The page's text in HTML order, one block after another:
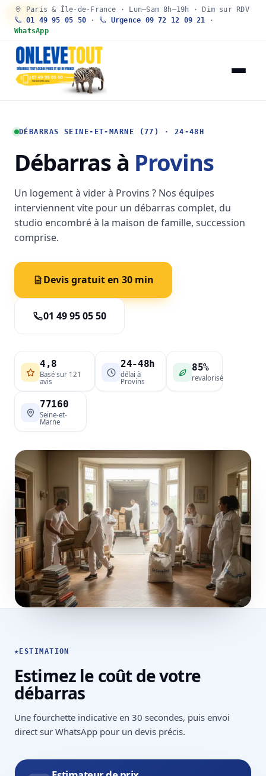
Paris & Île-de-France · Lun–Sam 8h–19h · Dim sur RDV
01 49 95 05 50 · Urgence 09 72 12 09 21 ·
WhatsApp
DÉBARRAS SEINE-ET-MARNE (77) · 24-48H
Débarras à Provins
Un logement à vider à Provins ? Nos équipes
interviennent vite pour un débarras complet, du
studio encombré à la maison de famille, succession
comprise.
Devis gratuit en 30 min
01 49 95 05 50
4,8
Basé sur 121
avis
24-48h
délai à
Provins
85%
revalorisé
77160
Seine-et-
Marne
★ ESTIMATION
Estimez le coût de votre
débarras
Une fourchette indicative en 30 secondes, puis envoi
direct sur WhatsApp pour un devis précis.
30 SEC